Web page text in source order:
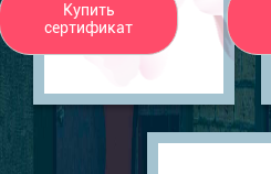
Купить
сертификат